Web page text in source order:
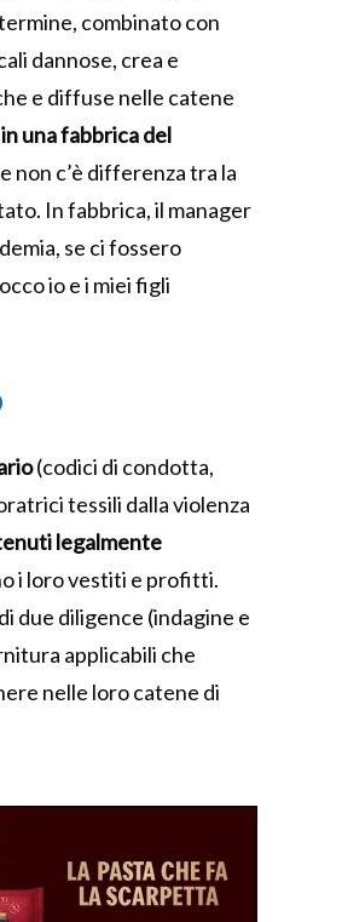
combinato con
dannose, crea e
e diffuse nelle catene
una fabbrica del
non c’è differenza tra la
In fabbrica, il manager
se ci fossero
io e i miei figli
(codici di condotta,
tessili dalla violenza
legalmente
i loro vestiti e profitti.
due diligence (indagine e
applicabili che
nelle loro catene di